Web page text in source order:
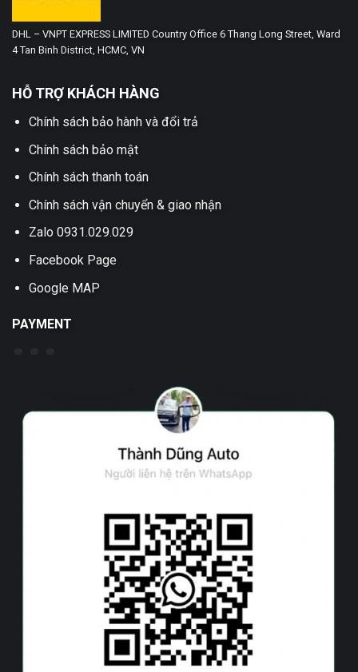
DHL – VNPT EXPRESS LIMITED Country Office 6 Thang Long Street, Ward
4 Tan Binh District, HCMC, VN
HỖ TRỢ KHÁCH HÀNG
Chính sách bảo hành và đổi trả
Chính sách bảo mật
Chính sách thanh toán
Chính sách vận chuyển & giao nhận
Zalo 0931.029.029
Facebook Page
Google MAP
PAYMENT